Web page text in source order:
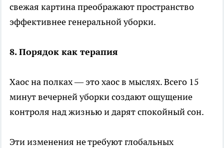
свежая картина преображают пространство
эффективнее генеральной уборки.
8. Порядок как терапия
Хаос на полках — это хаос в мыслях. Всего 15
минут вечерней уборки создают ощущение
контроля над жизнью и дарят спокойный сон.
Эти изменения не требуют глобальных